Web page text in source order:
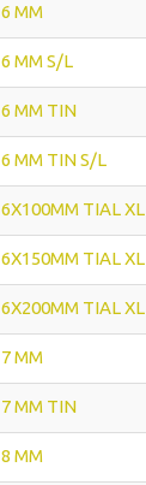
MM
MM S/L
MM TIN
MM TIN S/L
TIAL XL
TIAL XL
TIAL XL
MM
MM TIN
MM